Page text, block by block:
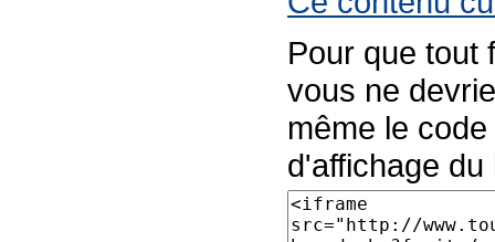
Pour que tout
vous ne
même le
d'affichage du